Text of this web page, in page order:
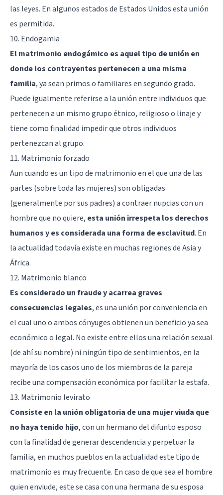
las leyes. En algunos estados de Estados Unidos esta unión
es permitida.
10. Endogamia
El matrimonio endogámico es aquel tipo de unión en
donde los contrayentes pertenecen a una misma
familia, ya sean primos o familiares en segundo grado.
Puede igualmente referirse a la unión entre individuos que
pertenecen a un mismo grupo étnico, religioso o linaje y
tiene como finalidad impedir que otros individuos
pertenezcan al grupo.
11. Matrimonio forzado
Aun cuando es un tipo de matrimonio en el que una de las
partes (sobre toda las mujeres) son obligadas
(generalmente por sus padres) a contraer nupcias con un
hombre que no quiere, esta unión irrespeta los derechos
humanos y es considerada una forma de esclavitud. En
la actualidad todavía existe en muchas regiones de Asia y
África.
12. Matrimonio blanco
Es considerado un fraude y acarrea graves
consecuencias legales, es una unión por conveniencia en
el cual uno o ambos cónyuges obtienen un beneficio ya sea
económico o legal. No existe entre ellos una relación sexual
(de ahí su nombre) ni ningún tipo de sentimientos, en la
mayoría de los casos uno de los miembros de la pareja
recibe una compensación económica por facilitar la estafa.
13. Matrimonio levirato
Consiste en la unión obligatoria de una mujer viuda que
no haya tenido hijo, con un hermano del difunto esposo
con la finalidad de generar descendencia y perpetuar la
familia, en muchos pueblos en la actualidad este tipo de
matrimonio es muy frecuente. En caso de que sea el hombre
quien enviude, este se casa con una hermana de su esposa